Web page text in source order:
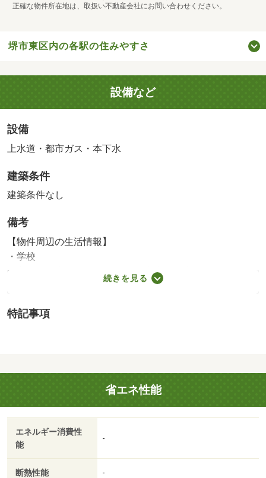
正確な物件所在地は、取扱い不動産会社にお問い合わせください。
堺市東区内の各駅の住みやすさ
設備など
設備
上水道・都市ガス・本下水
建築条件
建築条件なし
備考
【物件周辺の生活情報】
・学校
堺市立野田小学校（390m）、堺市立野田中学校（760m）
（390m）
くださいね！もちろん、当日のご連絡でも対応可能です♪営
業時間外でもお時間のご相談可能ですよ♪事前にご予約も大
歓迎です！ご自宅にお迎えも可能です！いつでもお気軽に
お問い合わせください♪ 【設備・特記事項備考】建築条件
なし
地勢：平坦
続きを見る
特記事項
省エネ性能
エネルギー消費性
能
-
断熱性能 -